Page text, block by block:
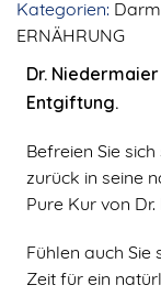
Kategorien:
ERNÄHRUNG
Dr.
Entgiftung.
Befreien Sie
zurück in seine
Pure Kur von
Fühlen auch
Zeit für ein